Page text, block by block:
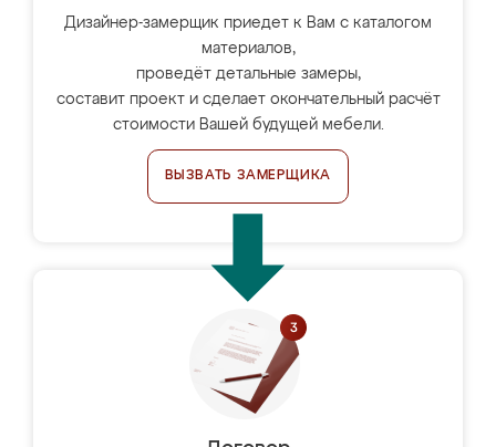
Дизайнер-замерщик приедет к Вам с каталогом
материалов,
проведёт детальные замеры,
составит проект и сделает окончательный расчёт
стоимости Вашей будущей мебели.
ВЫЗВАТЬ ЗАМЕРЩИКА